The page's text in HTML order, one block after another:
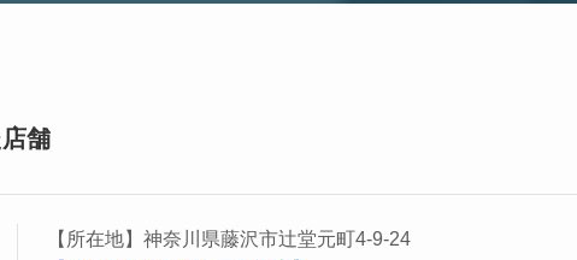
舗
【所在地】神奈川県藤沢市辻堂元町4-9-24